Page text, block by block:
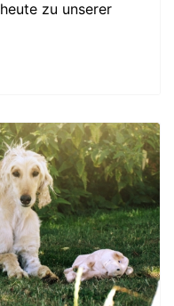
zu unserer